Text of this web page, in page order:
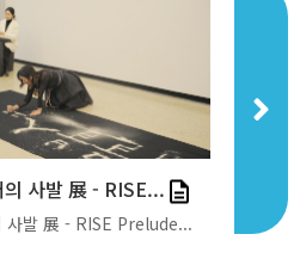
사발 展 - RISE...
사발 展 - RISE Prelude... 양구백토